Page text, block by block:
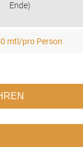
Ende)
mtl/pro Person